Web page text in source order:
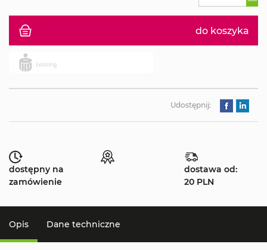
do koszyka
Udostępnij:
dostępny na
zamówienie
dostawa od:
20 PLN
Opis Dane techniczne